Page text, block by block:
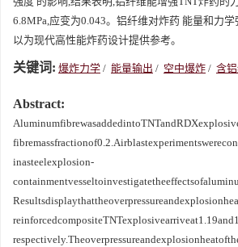
6.8MPa,应变为0.043。铝纤维对炸药 能量和力
以为现代高性能炸药设计提供参考。
关键词: 爆炸力学 / 能量输出 / 空中爆炸 / 含
Abstract:
inasteelexplosion-